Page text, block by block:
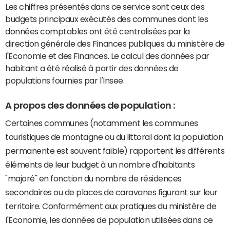
Les chiffres présentés dans ce service sont ceux des
budgets principaux exécutés des communes dont les
données comptables ont été centralisées par la
direction générale des Finances publiques du ministère de
l'Economie et des Finances. Le calcul des données par
habitant a été réalisé à partir des données de
populations fournies par l'Insee.
A propos des données de population :
Certaines communes (notamment les communes
touristiques de montagne ou du littoral dont la population
permanente est souvent faible) rapportent les différents
éléments de leur budget à un nombre d'habitants
"majoré" en fonction du nombre de résidences
secondaires ou de places de caravanes figurant sur leur
territoire. Conformément aux pratiques du ministère de
l'Economie, les données de population utilisées dans ce